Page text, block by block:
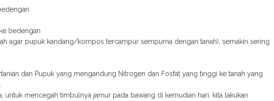
bedengan
agar pupuk kandang/kompos tercampur sempurna dengan tanah), semakin sering
dan Pupuk yang mengandung Nitrogen dan Fosfat yang tinggi ke tanah yang
untuk mencegah timbulnya jamur pada bawang di kemudian hari, kita lakukan